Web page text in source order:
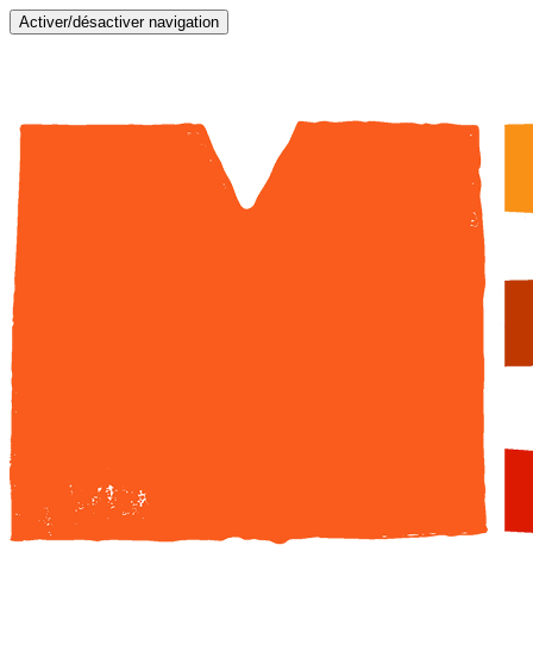
Activer/désactiver navigation